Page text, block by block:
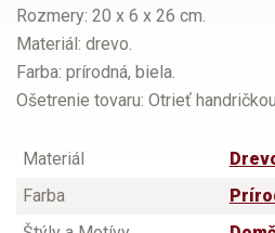
Rozmery: 20 x 6 x 26 cm.
Materiál: drevo.
Farba: prírodná, biela.
Ošetrenie tovaru: Otrieť handričkou
Materiál
Farba